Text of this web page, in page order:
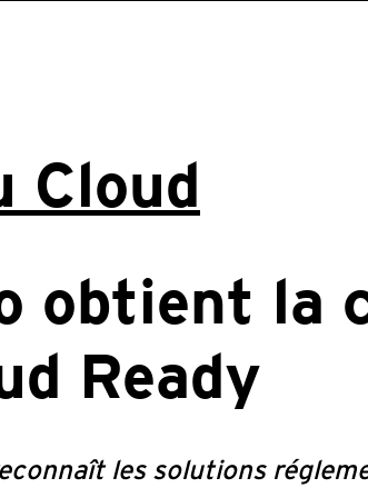
Cloud
obtient la
Ready
les solutions